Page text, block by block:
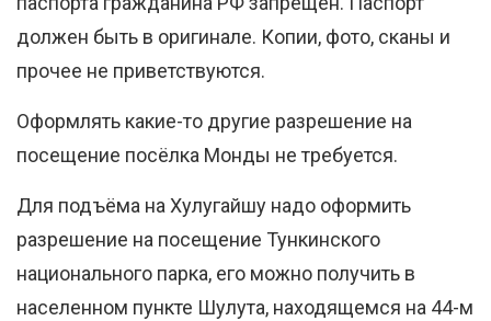
должен быть в оригинале. Копии, фото, сканы и
прочее не приветствуются.
Оформлять какие-то другие разрешение на
посещение посёлка Монды не требуется.
Для подъёма на Хулугайшу надо оформить
разрешение на посещение Тункинского
национального парка, его можно получить в
населенном пункте Шулута, находящемся на 44-м